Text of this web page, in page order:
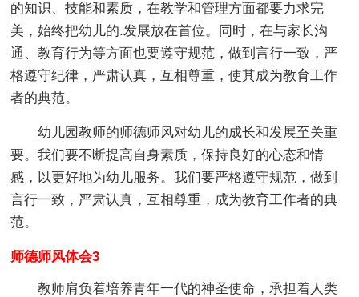
的知识、技能和素质，在教学和管理方面都要力求完
美，始终把幼儿的.发展放在首位。同时，在与家长沟
通、教育行为等方面也要遵守规范，做到言行一致，严
格遵守纪律，严肃认真，互相尊重，使其成为教育工作
者的典范。
幼儿园教师的师德师风对幼儿的成长和发展至关重
要。我们要不断提高自身素质，保持良好的心态和情
感，以更好地为幼儿服务。我们要严格遵守规范，做到
言行一致，严肃认真，互相尊重，成为教育工作者的典
范。
师德师风体会3
教师肩负着培养青年一代的神圣使命，承担着人类